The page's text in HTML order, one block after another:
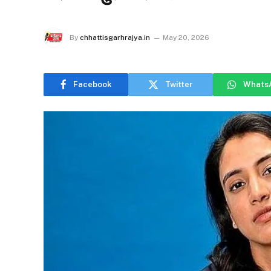
By chhattisgarhrajya.in May 20, 2026
Facebook Twitter